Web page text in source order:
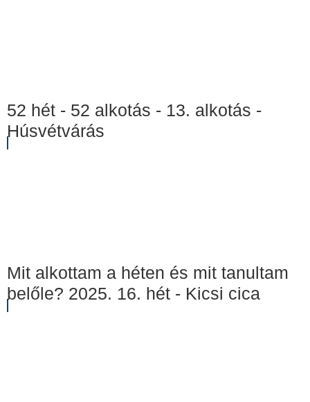
52 hét - 52 alkotás - 13. alkotás -
Húsvétvárás
Mit alkottam a héten és mit tanultam
belőle? 2025. 16. hét - Kicsi cica